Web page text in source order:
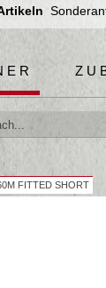
FITTED SHORT